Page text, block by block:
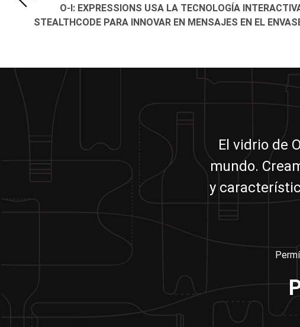
O-I: EXPRESSIONS USA LA TECNOLOGÍA
STEALTHCODE PARA INNOVAR EN MENSAJES EN EL
El vidrio de
mundo.
y